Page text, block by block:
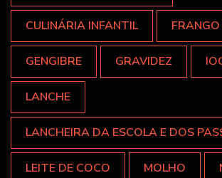
CULINÁRIA INFANTIL FRANGO
GENGIBRE GRAVIDEZ
LANCHE
LANCHEIRA DA ESCOLA E DOS
LEITE DE COCO MOLHO